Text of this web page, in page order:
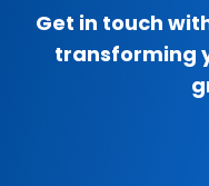
Get in touch
transforming